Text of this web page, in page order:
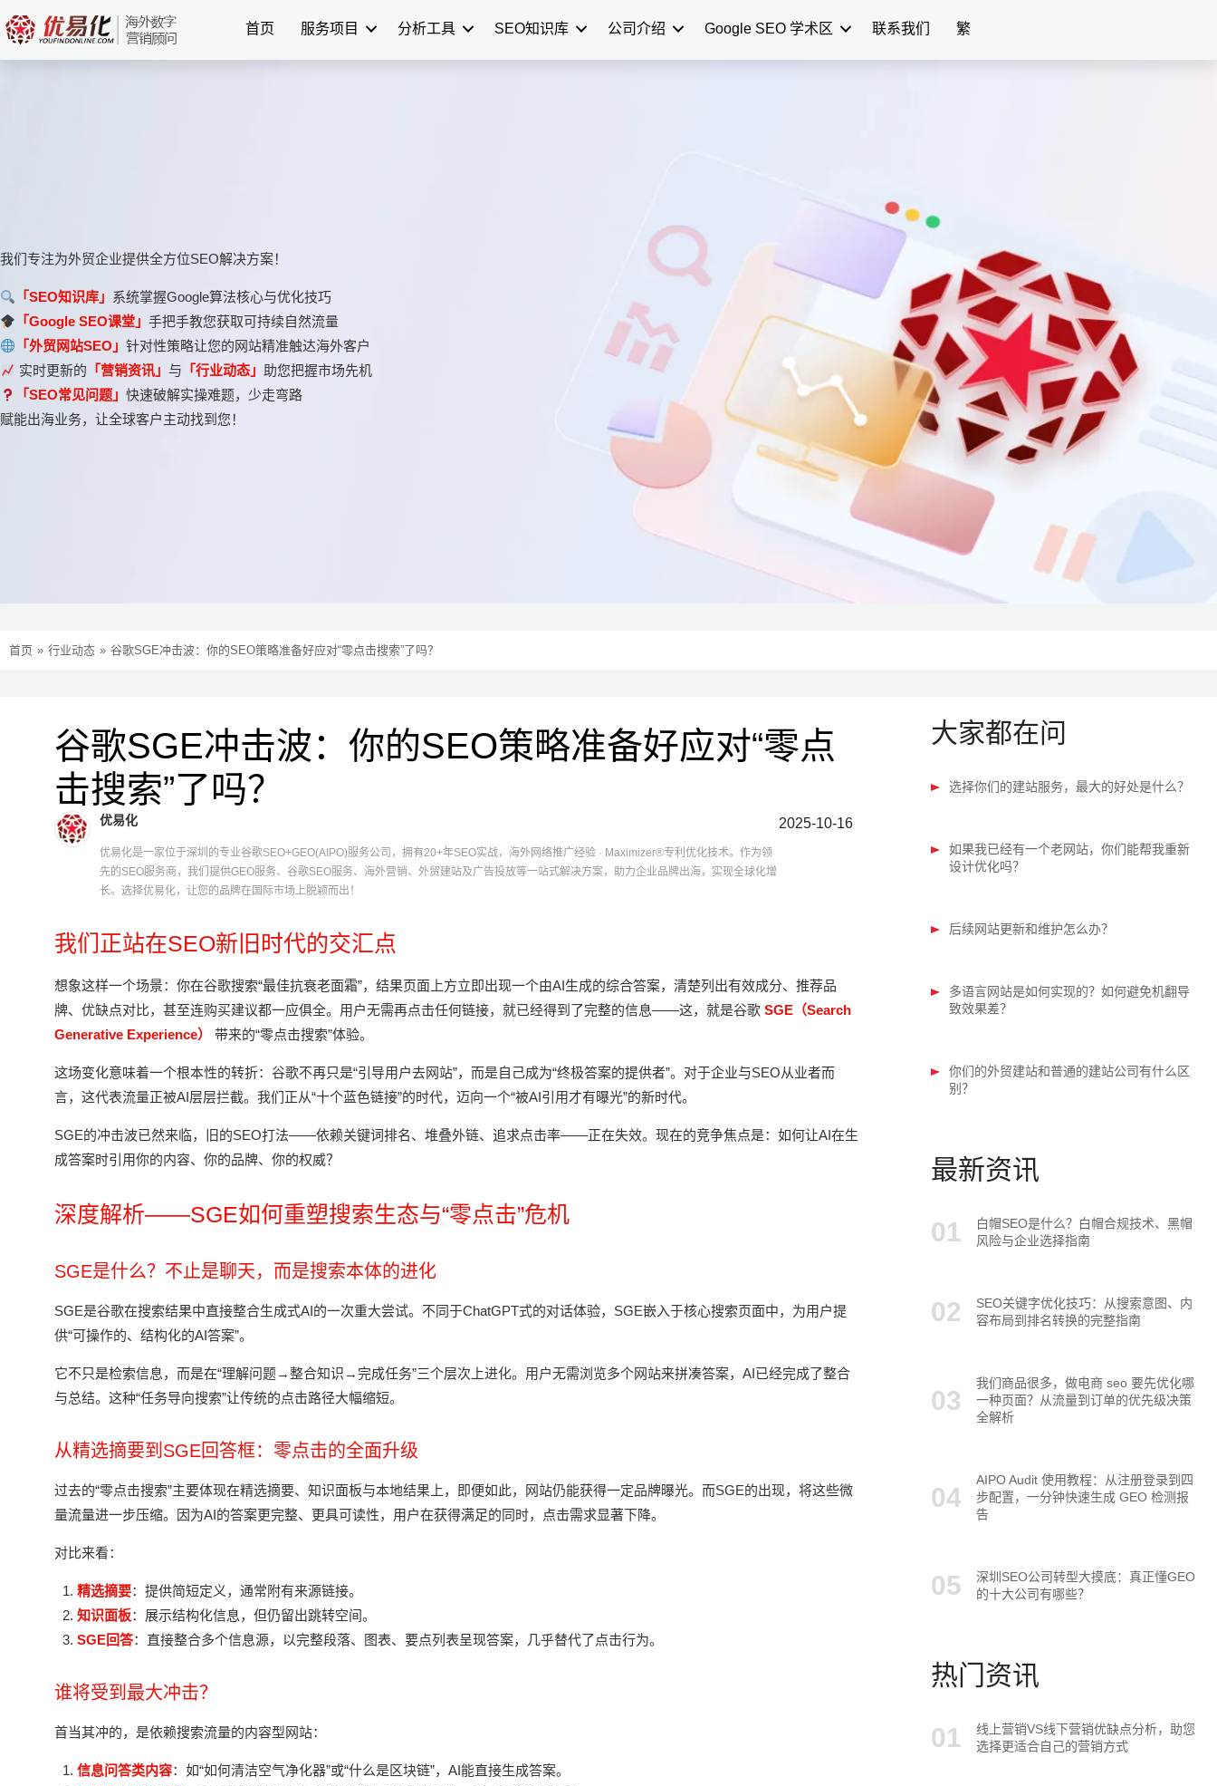
至
内
首页 服务项目 分析工具 SEO知识库 公司介绍 Google SEO 学术区 联系我们 繁
我们专注为外贸企业提供全方位SEO解决方案！
「SEO知识库」 系统掌握Google算法核心与优化技巧
「Google SEO课堂」手把手教您获取可持续自然流量
「外贸网站SEO」针对性策略让您的网站精准触达海外客户
实时更新的 「营销资讯」与 「行业动态」
助您把握市场先机
「SEO常见问题」快速破解实操难题，少走弯路
赋能出海业务，让全球客户主动找到您！
首页 » 行业动态 » 谷歌SGE冲击波：你的SEO策略准备好应对“零点击搜索”了吗？
谷歌SGE冲击波：你的SEO策略准备好应对“零点
击搜索”了吗？
优易化
优易化是一家位于深圳的专业谷歌SEO+GEO(AIPO)服务公司，拥有20+年SEO实战，海外网络推广经验 · Maximizer®专利优化技术。作为领
先的SEO服务商，我们提供GEO服务、谷歌SEO服务、海外营销、外贸建站及广告投放等一站式解决方案，助力企业品牌出海，实现全球化增
长。选择优易化，让您的品牌在国际市场上脱颖而出！
2025-10-16
我们正站在SEO新旧时代的交汇点
想象这样一个场景：你在谷歌搜索“最佳抗衰老面霜”，结果页面上方立即出现一个由AI生成的综合答案，清楚列出有效成分、推荐品
牌、优缺点对比，甚至连购买建议都一应俱全。用户无需再点击任何链接，就已经得到了完整的信息——这，就是谷歌 SGE（Search
Generative Experience）
带来的“零点击搜索”体验。
这场变化意味着一个根本性的转折：谷歌不再只是“引导用户去网站”，而是自己成为“终极答案的提供者”。对于企业与SEO从业者而
言，这代表流量正被AI层层拦截。我们正从“十个蓝色链接”的时代，迈向一个“被AI引用才有曝光”的新时代。
SGE的冲击波已然来临，旧的SEO打法——依赖关键词排名、堆叠外链、追求点击率——正在失效。现在的竞争焦点是：如何让AI在生
成答案时引用你的内容、你的品牌、你的权威？
深度解析——SGE如何重塑搜索生态与“零点击”危机
SGE是什么？不止是聊天，而是搜索本体的进化
SGE是谷歌在搜索结果中直接整合生成式AI的一次重大尝试。不同于ChatGPT式的对话体验，SGE嵌入于核心搜索页面中，为用户提
供“可操作的、结构化的AI答案”。
它不只是检索信息，而是在“理解问题→整合知识→完成任务”三个层次上进化。用户无需浏览多个网站来拼凑答案，AI已经完成了整合
与总结。这种“任务导向搜索”让传统的点击路径大幅缩短。
从精选摘要到SGE回答框：零点击的全面升级
过去的“零点击搜索”主要体现在精选摘要、知识面板与本地结果上，即便如此，网站仍能获得一定品牌曝光。而SGE的出现，将这些微
量流量进一步压缩。因为AI的答案更完整、更具可读性，用户在获得满足的同时，点击需求显著下降。
对比来看：
精选摘要：提供简短定义，通常附有来源链接。
知识面板：展示结构化信息，但仍留出跳转空间。
SGE回答：直接整合多个信息源，以完整段落、图表、要点列表呈现答案，几乎替代了点击行为。
谁将受到最大冲击？
首当其冲的，是依赖搜索流量的内容型网站：
信息问答类内容：如“如何清洁空气净化器”或“什么是区块链”，AI能直接生成答案。
大家都在问
选择你们的建站服务，最大的好处是什么？
如果我已经有一个老网站，你们能帮我重新
设计优化吗？
后续网站更新和维护怎么办？
多语言网站是如何实现的？如何避免机翻导
致效果差？
你们的外贸建站和普通的建站公司有什么区
别？
最新资讯
白帽SEO是什么？白帽合规技术、黑帽
风险与企业选择指南
SEO关键字优化技巧：从搜索意图、内
容布局到排名转换的完整指南
我们商品很多，做电商 seo 要先优化哪
一种页面？从流量到订单的优先级决策
全解析
AIPO Audit 使用教程：从注册登录到四
步配置，一分钟快速生成 GEO 检测报
告
深圳SEO公司转型大摸底：真正懂GEO
的十大公司有哪些？
热门资讯
线上营销VS线下营销优缺点分析，助您
选择更适合自己的营销方式